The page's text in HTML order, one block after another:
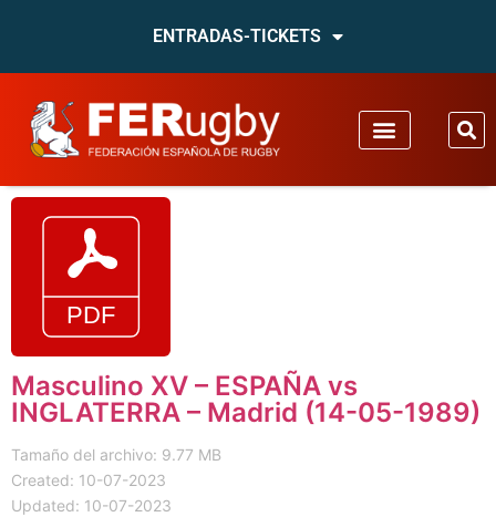
ENTRADAS-TICKETS
Masculino XV – ESPAÑA vs
INGLATERRA – Madrid (14-05-1989)
Tamaño del archivo: 9.77 MB
Created: 10-07-2023
Updated: 10-07-2023